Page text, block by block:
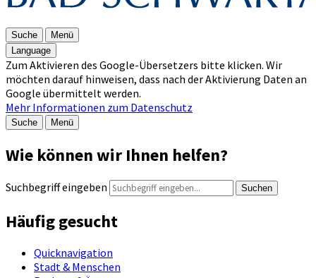
Suche
Menü
Language
Zum Aktivieren des Google-Übersetzers bitte klicken. Wir
möchten darauf hinweisen, dass nach der Aktivierung Daten an
Google übermittelt werden.
Mehr Informationen zum Datenschutz
Suche Menü
Wie können wir Ihnen helfen?
Suchbegriff eingeben Suchen
Häufig gesucht
Quicknavigation
Stadt & Menschen